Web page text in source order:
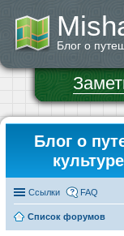
Блог о
Блог о
Ссылки FAQ
Список форумов